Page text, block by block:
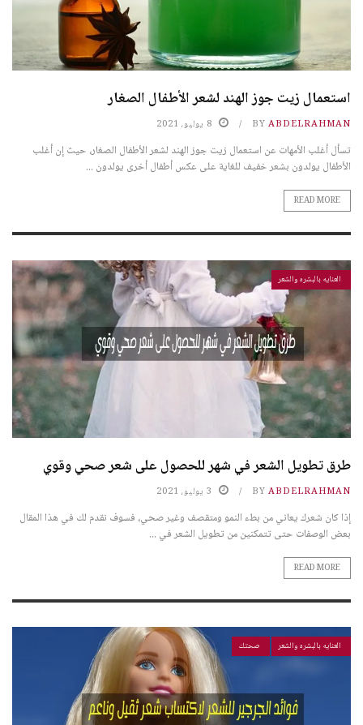
استعمال زيت جوز الهند لشعر الأطفال الصغار
BY ABDELRAHMAN 8 يوليو، 2021
تسأل أغلب الأمهات عن استعمال زيت جوز الهند لشعر الأطفال الصغار، حيث إن أغلب
الأطفال يولدون بشعر خفيف للغاية على عكس أطفال أخرى يولدون ...
READ MORE
العنايه بالبشره والشعر
طرق تطويل الشعر في شهر للحصول على شعر صحي وقوي
BY ABDELRAHMAN 3 يوليو، 2021
إذا كان شعرك يعاني من بطء النمو ومتقصف وغير صحي، فسوف نقدم لك في هذا المقال
بعض الوصفات حتى تتمكنين من تطويل الشعر في ...
READ MORE
العنايه بالبشره والشعر صحتك